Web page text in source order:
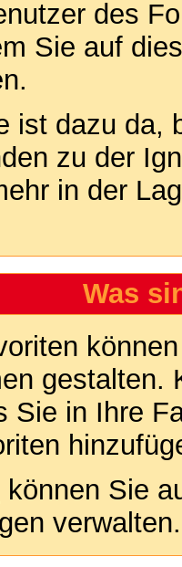
des
Sie auf
ist dazu da,
zu der
in der
Was
Sie in Ihre
können Sie
verwalten.